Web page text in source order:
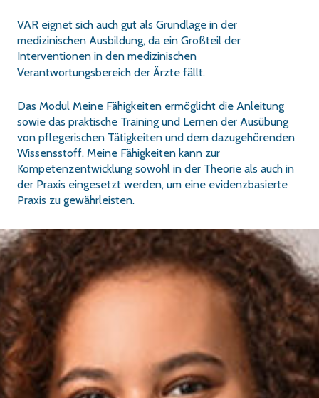
VAR eignet sich auch gut als Grundlage in der
medizinischen Ausbildung, da ein Großteil der
Interventionen in den medizinischen
Verantwortungsbereich der Ärzte fällt.
Das Modul Meine Fähigkeiten ermöglicht die Anleitung
sowie das praktische Training und Lernen der Ausübung
von pflegerischen Tätigkeiten und dem dazugehörenden
Wissensstoff. Meine Fähigkeiten kann zur
Kompetenzentwicklung sowohl in der Theorie als auch in
der Praxis eingesetzt werden, um eine evidenzbasierte
Praxis zu gewährleisten.